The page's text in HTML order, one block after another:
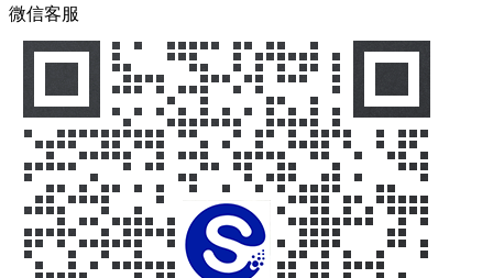
微信客服